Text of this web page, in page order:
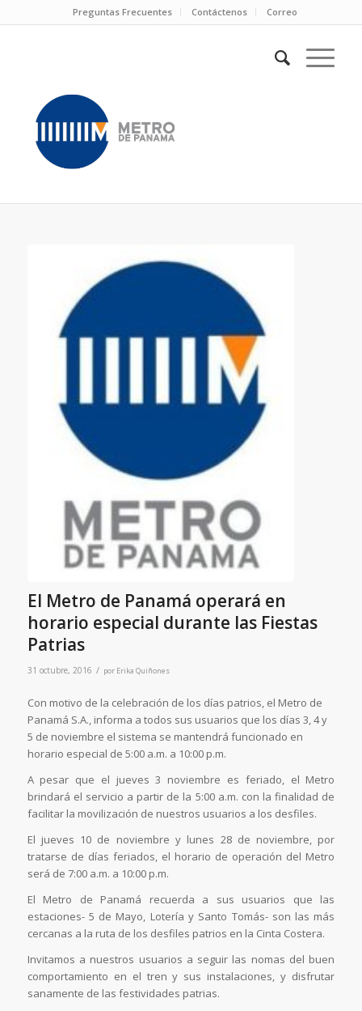
Preguntas Frecuentes Contáctenos Correo
El Metro de Panamá operará en
horario especial durante las Fiestas
Patrias
31 octubre, 2016 / por Erika Quiñones
Con motivo de la celebración de los días patrios, el Metro de
Panamá S.A., informa a todos sus usuarios que los días 3, 4 y
5 de noviembre el sistema se mantendrá funcionado en
horario especial de 5:00 a.m. a 10:00 p.m.
A pesar que el jueves 3 noviembre es feriado, el Metro
brindará el servicio a partir de la 5:00 a.m. con la finalidad de
facilitar la movilización de nuestros usuarios a los desfiles.
El jueves 10 de noviembre y lunes 28 de noviembre, por
tratarse de días feriados, el horario de operación del Metro
será de 7:00 a.m. a 10:00 p.m.
El Metro de Panamá recuerda a sus usuarios que las
estaciones- 5 de Mayo, Lotería y Santo Tomás- son las más
cercanas a la ruta de los desfiles patrios en la Cinta Costera.
Invitamos a nuestros usuarios a seguir las nomas del buen
comportamiento en el tren y sus instalaciones, y disfrutar
sanamente de las festividades patrias.